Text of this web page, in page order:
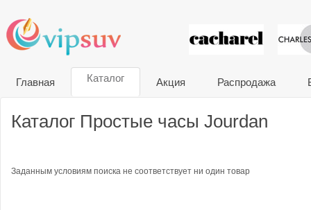
VIP
Главная Каталог Акция Распродажа
Каталог Простые часы Jourdan
Заданным условиям поиска не соответствует ни один товар